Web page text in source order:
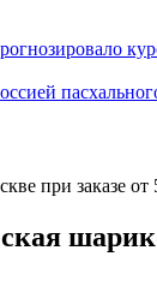
при заказе от